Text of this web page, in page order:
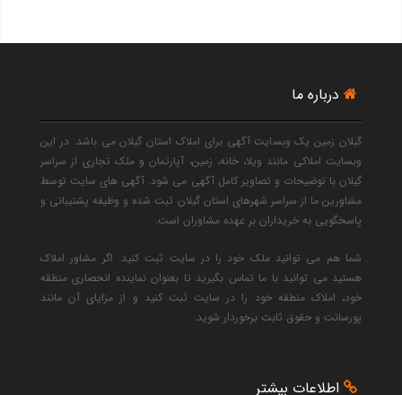
درباره ما
گیلان زمین یک وبسایت آگهی برای املاک استان گیلان می باشد. در این
وبسایت املاکی مانند ویلا، خانه، زمین، آپارتمان و ملک تجاری از سراسر
گیلان با توضیحات و تصاویر کامل آگهی می شود. آگهی های سایت توسط
مشاورین ما از سراسر شهرهای استان گیلان ثبت شده و وظیفه پشتیبانی و
پاسخگویی به خریداران بر عهده مشاوران است.
شما هم می توانید ملک خود را در سایت ثبت کنید. اگر مشاور املاک
هستید می توانید با ما تماس بگیرید تا بعنوان نماینده انحصاری منطقه
خود، املاک منطقه خود را در سایت ثبت کنید و از مزایای آن مانند
پورسانت و حقوق ثابت برخوردار شوید.
اطلاعات بیشتر